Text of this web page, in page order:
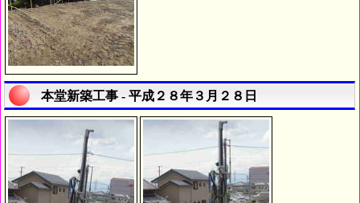
本堂新築工事 - 平成２８年３月２８日